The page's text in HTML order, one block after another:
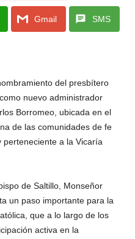
Gmail SMS
del presbítero
nuevo administrador
Borromeo, ubicada en el
de las comunidades de fe
a la Vicaría
de Saltillo, Monseñor
un paso importante para la
que a lo largo de los
activa en la